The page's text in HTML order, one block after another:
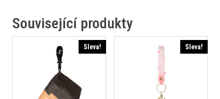
Související produkty
Sleva! Sleva!